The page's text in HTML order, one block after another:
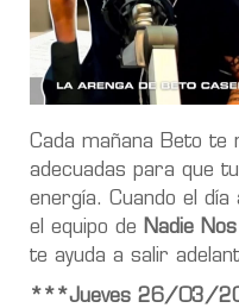
Cada mañana Beto te
adecuadas para que
energía. Cuando el
el equipo de
Nadie
te ayuda a salir
***Jueves 26/03/